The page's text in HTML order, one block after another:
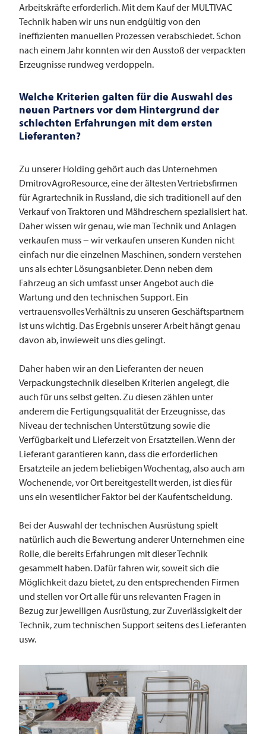
Arbeitskräfte erforderlich. Mit dem Kauf der MULTIVAC
Technik haben wir uns nun endgültig von den
ineffizienten manuellen Prozessen verabschiedet. Schon
nach einem Jahr konnten wir den Ausstoß der verpackten
Erzeugnisse rundweg verdoppeln.
Welche Kriterien galten für die Auswahl des
neuen Partners vor dem Hintergrund der
schlechten Erfahrungen mit dem ersten
Lieferanten?
Zu unserer Holding gehört auch das Unternehmen
DmitrovAgroResource, eine der ältesten Vertriebsfirmen
für Agrartechnik in Russland, die sich traditionell auf den
Verkauf von Traktoren und Mähdreschern spezialisiert hat.
Daher wissen wir genau, wie man Technik und Anlagen
verkaufen muss − wir verkaufen unseren Kunden nicht
einfach nur die einzelnen Maschinen, sondern verstehen
uns als echter Lösungsanbieter. Denn neben dem
Fahrzeug an sich umfasst unser Angebot auch die
Wartung und den technischen Support. Ein
vertrauensvolles Verhältnis zu unseren Geschäftspartnern
ist uns wichtig. Das Ergebnis unserer Arbeit hängt genau
davon ab, inwieweit uns dies gelingt.
Daher haben wir an den Lieferanten der neuen
Verpackungstechnik dieselben Kriterien angelegt, die
auch für uns selbst gelten. Zu diesen zählen unter
anderem die Fertigungsqualität der Erzeugnisse, das
Niveau der technischen Unterstützung sowie die
Verfügbarkeit und Lieferzeit von Ersatzteilen. Wenn der
Lieferant garantieren kann, dass die erforderlichen
Ersatzteile an jedem beliebigen Wochentag, also auch am
Wochenende, vor Ort bereitgestellt werden, ist dies für
uns ein wesentlicher Faktor bei der Kaufentscheidung.
Bei der Auswahl der technischen Ausrüstung spielt
natürlich auch die Bewertung anderer Unternehmen eine
Rolle, die bereits Erfahrungen mit dieser Technik
gesammelt haben. Dafür fahren wir, soweit sich die
Möglichkeit dazu bietet, zu den entsprechenden Firmen
und stellen vor Ort alle für uns relevanten Fragen in
Bezug zur jeweiligen Ausrüstung, zur Zuverlässigkeit der
Technik, zum technischen Support seitens des Lieferanten
usw.